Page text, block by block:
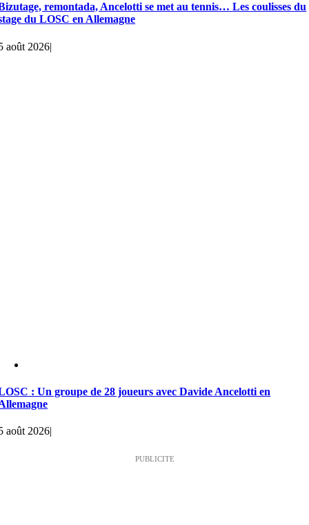
remontada, Ancelotti se met au tennis… Les coulisses du
du LOSC en Allemagne
août 2026|
: Un groupe de 28 joueurs avec Davide Ancelotti en
août 2026|
PUBLICITE